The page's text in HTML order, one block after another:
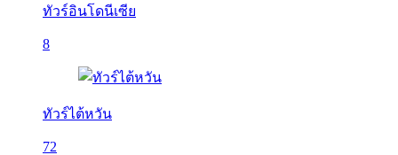
ทัวร์อินโดนีเซีย
8
ทัวร์ไต้หวัน
72